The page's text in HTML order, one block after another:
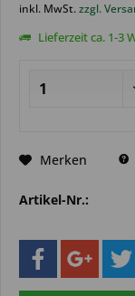
inkl. MwSt.zzgl.
Lieferzeit ca. 1-3
Merken
Artikel-Nr.: